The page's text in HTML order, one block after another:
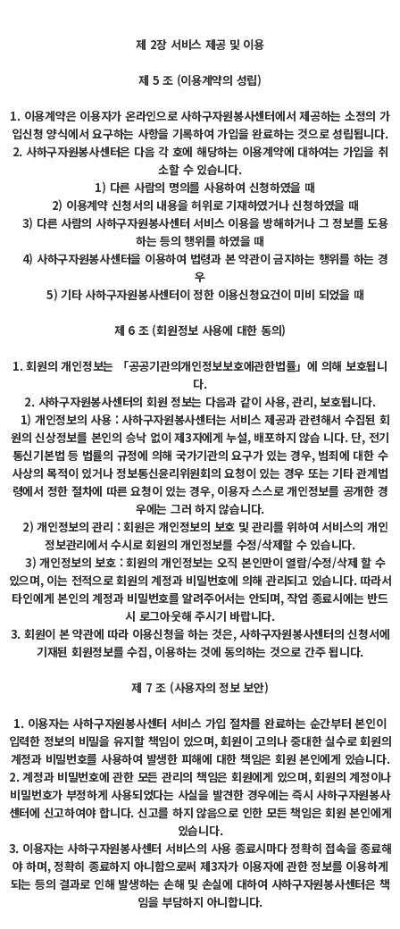
제 2장 서비스 제공 및 이용
제 5 조 (이용계약의 성립)
1. 이용계약은 이용자가 온라인으로 사하구자원봉사센터에서 제공하는 소정의 가
입신청 양식에서 요구하는 사항을 기록하여 가입을 완료하는 것으로 성립됩니다.
2. 사하구자원봉사센터은 다음 각 호에 해당하는 이용계약에 대하여는 가입을 취
소할 수 있습니다.
1) 다른 사람의 명의를 사용하여 신청하였을 때
2) 이용계약 신청서의 내용을 허위로 기재하였거나 신청하였을 때
3) 다른 사람의 사하구자원봉사센터 서비스 이용을 방해하거나 그 정보를 도용
하는 등의 행위를 하였을 때
4) 사하구자원봉사센터을 이용하여 법령과 본 약관이 금지하는 행위를 하는 경
우
5) 기타 사하구자원봉사센터이 정한 이용신청요건이 미비 되었을 때
제 6 조 (회원정보 사용에 대한 동의)
1. 회원의 개인정보는 「공공기관의개인정보보호에관한법률」에 의해 보호됩니
다.
2. 사하구자원봉사센터의 회원 정보는 다음과 같이 사용, 관리, 보호됩니다.
1) 개인정보의 사용 : 사하구자원봉사센터는 서비스 제공과 관련해서 수집된 회
원의 신상정보를 본인의 승낙 없이 제3자에게 누설, 배포하지 않습 니다. 단, 전기
통신기본법 등 법률의 규정에 의해 국가기관의 요구가 있는 경우, 범죄에 대한 수
사상의 목적이 있거나 정보통신윤리위원회의 요청이 있는 경우 또는 기타 관계법
령에서 정한 절차에 따른 요청이 있는 경우, 이용자 스스로 개인정보를 공개한 경
우에는 그러 하지 않습니다.
2) 개인정보의 관리 : 회원은 개인정보의 보호 및 관리를 위하여 서비스의 개인
정보관리에서 수시로 회원의 개인정보를 수정/삭제할 수 있습니다.
3) 개인정보의 보호 : 회원의 개인정보는 오직 본인만이 열람/수정/삭제 할 수
있으며, 이는 전적으로 회원의 계정과 비밀번호에 의해 관리되고 있습니다. 따라서
타인에게 본인의 계정과 비밀번호를 알려주어서는 안되며, 작업 종료시에는 반드
시 로그아웃해 주시기 바랍니다.
3. 회원이 본 약관에 따라 이용신청을 하는 것은, 사하구자원봉사센터의 신청서에
기재된 회원정보를 수집, 이용하는 것에 동의하는 것으로 간주 됩니다.
제 7 조 (사용자의 정보 보안)
1. 이용자는 사하구자원봉사센터 서비스 가입 절차를 완료하는 순간부터 본인이
입력한 정보의 비밀을 유지할 책임이 있으며, 회원이 고의나 중대한 실수로 회원의
계정과 비밀번호를 사용하여 발생한 피해에 대한 책임은 회원 본인에게 있습니다.
2. 계정과 비밀번호에 관한 모든 관리의 책임은 회원에게 있으며, 회원의 계정이나
비밀번호가 부정하게 사용되었다는 사실을 발견한 경우에는 즉시 사하구자원봉사
센터에 신고하여야 합니다. 신고를 하지 않음으로 인한 모든 책임은 회원 본인에게
있습니다.
3. 이용자는 사하구자원봉사센터 서비스의 사용 종료시마다 정확히 접속을 종료해
야 하며, 정확히 종료하지 아니함으로써 제3자가 이용자에 관한 정보를 이용하게
되는 등의 결과로 인해 발생하는 손해 및 손실에 대하여 사하구자원봉사센터은 책
임을 부담하지 아니합니다.